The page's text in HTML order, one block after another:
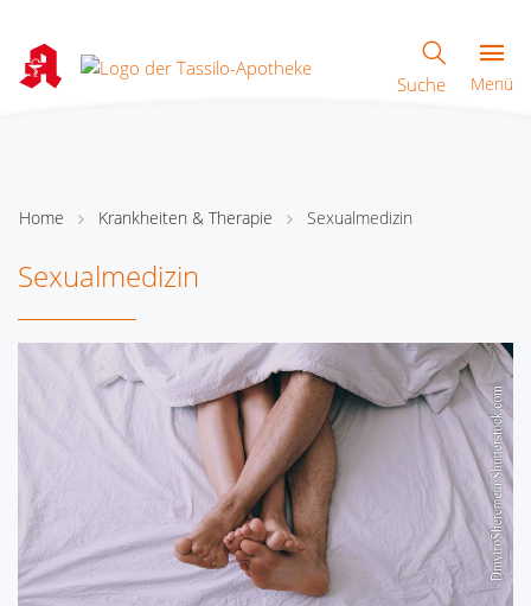
Suche Menü
Home Krankheiten & Therapie Sexualmedizin
Sexualmedizin